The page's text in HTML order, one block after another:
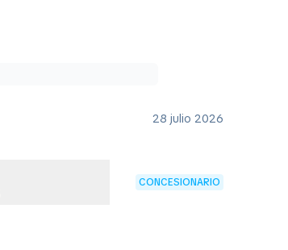
28 julio 2026
CONCESIONARIO